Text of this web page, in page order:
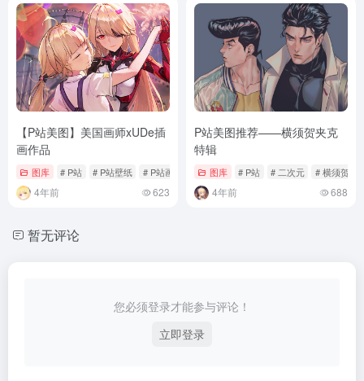
【P站美图】美国画师xUDe插
画作品
图库 # P站 # P站壁纸 # P站画师
4年前 623
P站美图推荐——横须贺夹克
特辑
图库 # P站 # 二次元 # 横须贺夹
4年前 688
暂无评论
您必须登录才能参与评论！
立即登录